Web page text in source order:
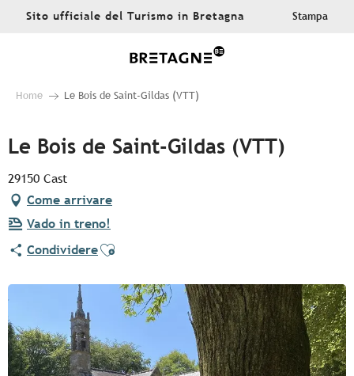
AllerSito ufficiale del Turismo in Bretagna Stampa
Home Le Bois de Saint-Gildas (VTT)
Le Bois de Saint-Gildas (VTT)
29150 Cast
Come arrivare
Vado in treno!
CondividereAjouter aux favoris